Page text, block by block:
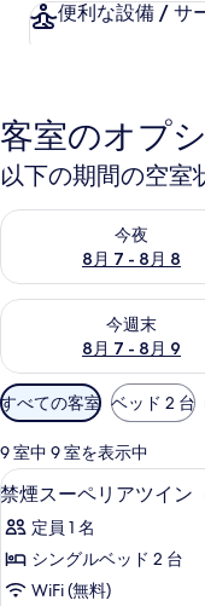
便利な設備 / サ
客室のオプ
以下の期間の空室
今夜
8月 7 - 8月 8
今夜 8月 7 - 8月 8 の空
今週末
8月 7 - 8月 9
今週末 8月 7 - 8月 9 の
利
用
可
能
な
客
室
の
すべての客室 ベッド 2 台
9 室中 9 室を表示中
禁
煙
ス
ー
2
禁煙スーペリアツイン
定員 1 名
シングルベッド 2 台
WiFi (無料)